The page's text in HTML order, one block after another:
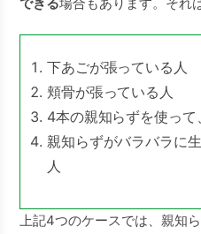
下あごが張っている人
頬骨が張っている人
4本の親知らずを使っ
親知らずがバラバラに
人
上記4つのケースでは、親知